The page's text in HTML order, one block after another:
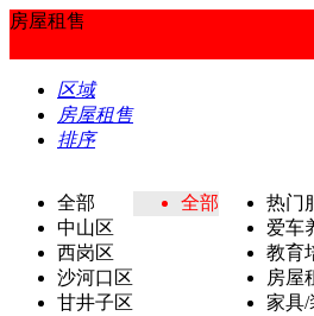
房屋租售
区域
房屋租售
排序
全部
中山区
西岗区
沙河口区
甘井子区
全部
热门
爱车
教育
房屋
家具/